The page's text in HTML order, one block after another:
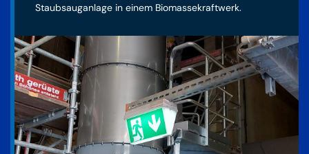
Staubsauganlage in einem Biomassekraftwerk.